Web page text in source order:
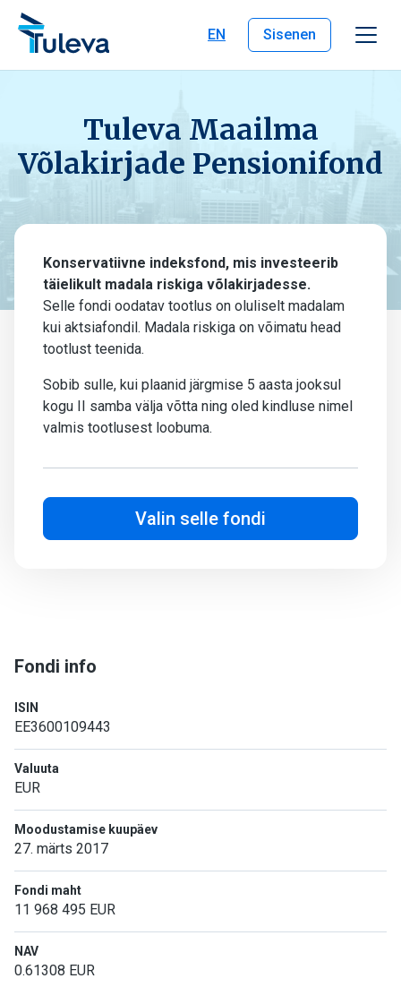
Liigu edasi sisu juurde
EN
Sisenen
Tuleva Maailma
Võlakirjade Pensionifond
Konservatiivne indeksfond, mis investeerib
täielikult madala riskiga võlakirjadesse.
Selle fondi oodatav tootlus on oluliselt madalam
kui aktsiafondil. Madala riskiga on võimatu head
tootlust teenida.
Sobib sulle, kui plaanid järgmise 5 aasta jooksul
kogu II samba välja võtta ning oled kindluse nimel
valmis tootlusest loobuma.
Valin selle fondi
Fondi info
ISIN
EE3600109443
Valuuta
EUR
Moodustamise kuupäev
27. märts 2017
Fondi maht
11 968 495 EUR
NAV
0.61308 EUR